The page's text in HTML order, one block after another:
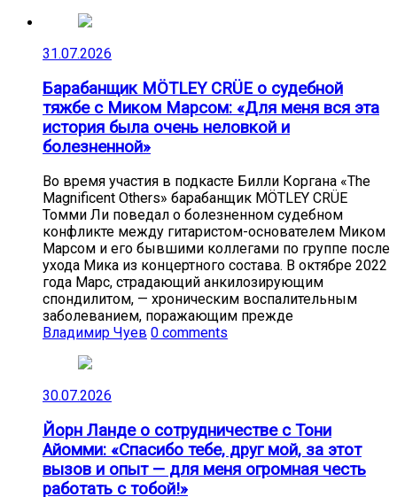
31.07.2026
Барабанщик MÖTLEY CRÜE о судебной
тяжбе с Миком Марсом: «Для меня вся эта
история была очень неловкой и
болезненной»
Во время участия в подкасте Билли Коргана «The
Magnificent Others» барабанщик MÖTLEY CRÜE
Томми Ли поведал о болезненном судебном
конфликте между гитаристом-основателем Миком
Марсом и его бывшими коллегами по группе после
ухода Мика из концертного состава. В октябре 2022
года Марс, страдающий анкилозирующим
спондилитом, — хроническим воспалительным
заболеванием, поражающим прежде
Владимир Чуев 0 comments
30.07.2026
Йорн Ланде о сотрудничестве с Тони
Айомми: «Спасибо тебе, друг мой, за этот
вызов и опыт — для меня огромная честь
работать с тобой!»